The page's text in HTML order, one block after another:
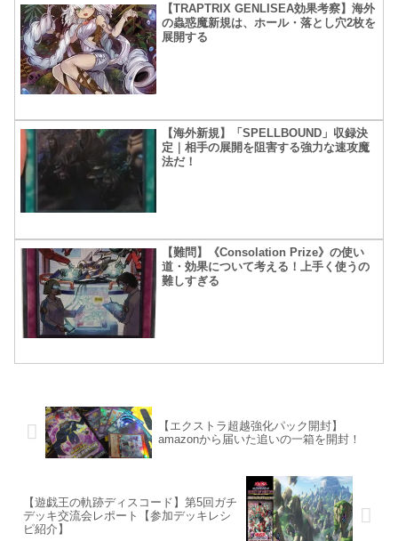
【TRAPTRIX GENLISEA効果考察】海外
の蟲惑魔新規は、ホール・落とし穴2枚を
展開する
【海外新規】「SPELLBOUND」収録決
定｜相手の展開を阻害する強力な速攻魔
法だ！
【難問】《Consolation Prize》の使い
道・効果について考える！上手く使うの
難しすぎる
【エクストラ超越強化パック開封】
amazonから届いた追いの一箱を開封！
【遊戯王の軌跡ディスコード】第5回ガチ
デッキ交流会レポート【参加デッキレシ
ピ紹介】